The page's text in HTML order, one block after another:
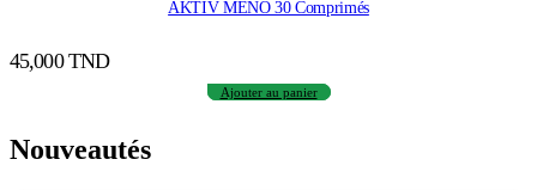
AKTIV MENO 30 Comprimés
45,000TND
Ajouter au panier
Nouveautés